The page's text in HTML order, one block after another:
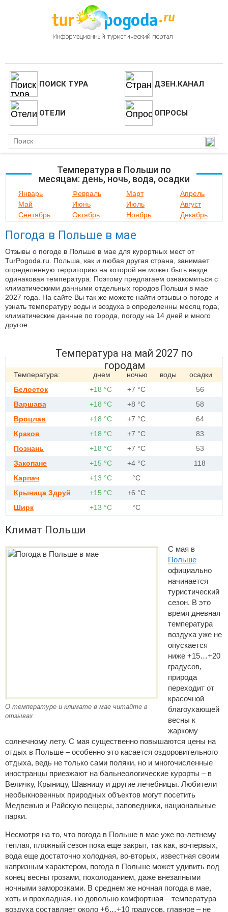
ПОИСК ТУРА ДЗЕН.КАНАЛ
ОТЕЛИ ОПРОСЫ
Температура в Польши по
месяцам: день, ночь, вода, осадки
Январь Февраль Март
Апрель
Май
Июнь Июль
Август
Сентябрь
Октябрь Ноябрь Декабрь
Погода в Польше в мае
Отзывы о погоде в Польше в мае для курортных мест от
TurPogoda.ru. Польша, как и любая другая страна, занимает
определенную территорию на которой не может быть везде
одинаковая температура. Поэтому предлагаем ознакомиться с
климатическими данными отдельных городов Польши в мае
2027 года. На сайте Вы так же можете найти отзывы о погоде и
узнать температуру воды и воздуха в определенны месяц года,
климатические данные по города, погоду на 14 дней и много
другое.
Температура на май 2027 по
городам
Температура: днем ночью воды
осадки
Белосток
+18 °С +7 °С
56
Варшава
+18 °С +8 °С
58
Вроцлав
+18 °С +7 °С
64
Краков
+18 °С +7 °С
83
Познань
+18 °С +7 °С
53
Закопане
+15 °С +4 °С
118
Карпач
+13 °С
°С
Крыница Здруй
+15 °С
+6 °С
Ширк
+13 °С °С
Климат Польши
О температуре и климате в мае читайте в
отзывах
С мая в
Польше
официально
начинается
туристический
сезон. В это
время дневная
температура
воздуха уже не
опускается
ниже +15…+20
градусов,
природа
переходит от
красочной
благоухающей
весны к
жаркому
солнечному лету. С мая существенно повышаются цены на
отдых в Польше – особенно это касается оздоровительного
отдыха, ведь не только сами поляки, но и многочисленные
иностранцы приезжают на бальнеологические курорты – в
Величку, Крыницу, Шавницу и другие лечебницы. Любители
необыкновенных природных объектов могут посетить
Медвежью и Райскую пещеры, заповедники, национальные
парки.
Несмотря на то, что погода в Польше в мае уже по-летнему
теплая, пляжный сезон пока еще закрыт, так как, во-первых,
вода еще достаточно холодная, во-вторых, известная своим
капризным характером, погода в Польше может удивить под
конец весны грозами, похолоданием, даже внезапными
ночными заморозками. В среднем же ночная погода в мае,
хоть и прохладная, но довольно комфортная – температура
воздуха составляет около +6…+10 градусов, главное – не